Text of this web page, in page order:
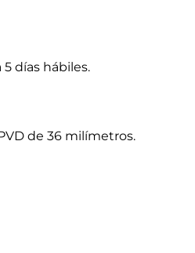
días hábiles.
de 36 milímetros.